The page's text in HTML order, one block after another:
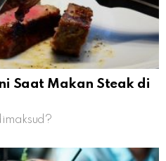
Saat Makan Steak di